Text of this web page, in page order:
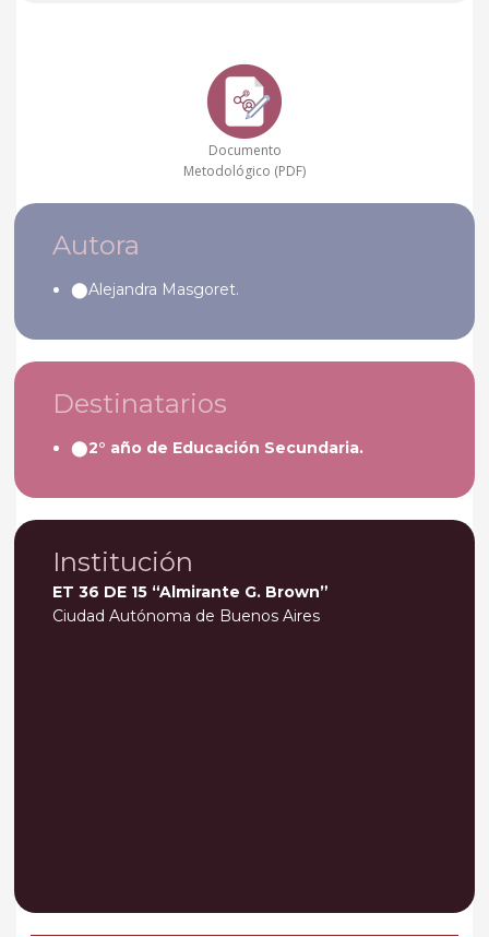
Documento
Metodológico (PDF)
Autora
Alejandra Masgoret.
Destinatarios
2° año de Educación Secundaria.
Institución
ET 36 DE 15 “Almirante G. Brown”
Ciudad Autónoma de Buenos Aires